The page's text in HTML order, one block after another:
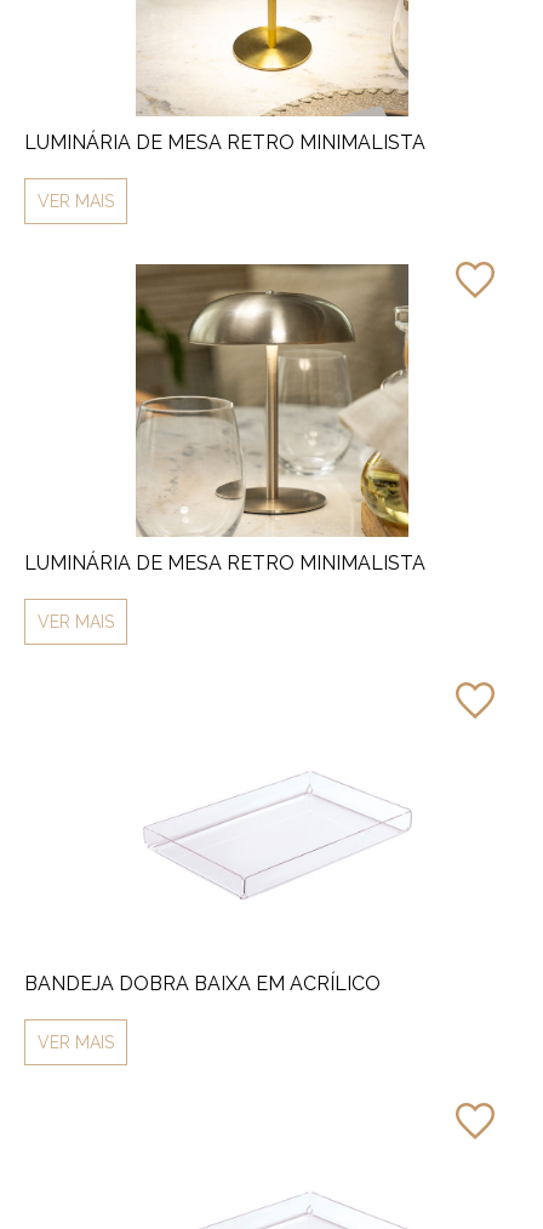
LUMINÁRIA DE MESA RETRO MINIMALISTA
VER MAIS
LUMINÁRIA DE MESA RETRO MINIMALISTA
VER MAIS
BANDEJA DOBRA BAIXA EM ACRÍLICO
VER MAIS